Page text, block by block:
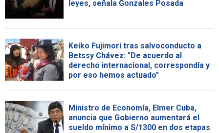
leyes, señala Gonzales Posada
Keiko Fujimori tras salvoconducto a
Betssy Chávez: "De acuerdo al
derecho internacional, correspondía y
por eso hemos actuado"
Ministro de Economía, Elmer Cuba,
anuncia que Gobierno aumentará el
sueldo mínimo a S/1300 en dos etapas